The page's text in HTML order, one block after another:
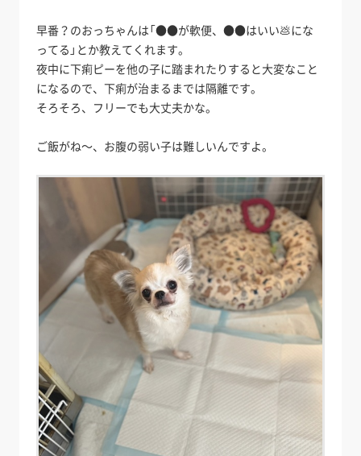
早番？のおっちゃんは「●●が軟便、●●はいい💩にな
ってる」とか教えてくれます。
夜中に下痢ピーを他の子に踏まれたりすると大変なこと
になるので、下痢が治まるまでは隔離です。
そろそろ、フリーでも大丈夫かな。
ご飯がね～、お腹の弱い子は難しいんですよ。